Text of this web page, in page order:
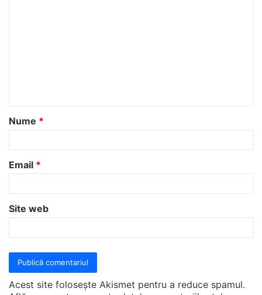
a
r
u
*
Nume *
Email *
Site web
Acest site folosește Akismet pentru a reduce spamul.